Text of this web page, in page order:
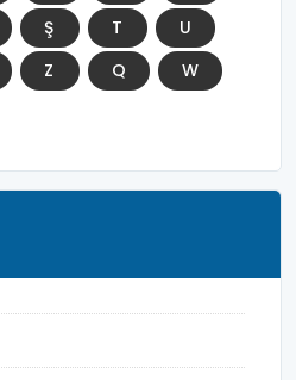
Ş T
U
Z Q
W